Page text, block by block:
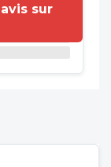
sur